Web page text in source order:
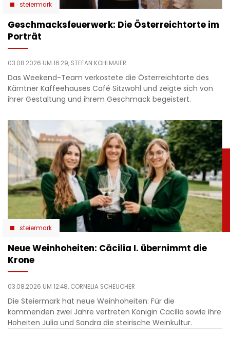
steiermark
Geschmacksfeuerwerk: Die Österreichtorte im
Porträt
03.08.2026 UM 16:29, STEFAN KOHLMAIER
Das Weekend-Team verkostete die Österreichtorte des
Kärntner Kaffeehauses Café Sitzwohl und zeigte sich von
ihrer Gestaltung und ihrem Geschmack begeistert.
steiermark
Neue Weinhoheiten: Cäcilia I. übernimmt die
Krone
03.08.2026 UM 12:48, CORNELIA SCHEUCHER
Die Steiermark hat neue Weinhoheiten: Für die
kommenden zwei Jahre vertreten Königin Cäcilia sowie ihre
Hoheiten Julia und Sandra die steirische Weinkultur.